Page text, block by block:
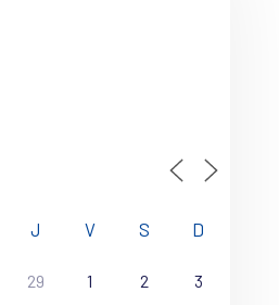
J V S D
29 1 2 3